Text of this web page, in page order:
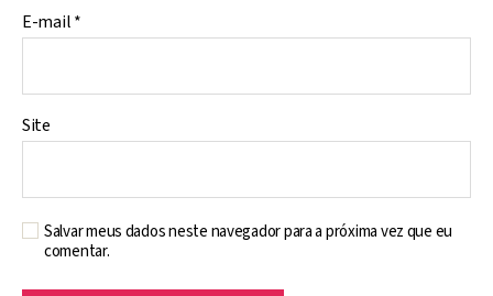
E-mail*
Site
Salvar meus dados neste navegador para a próxima vez que eu
comentar.